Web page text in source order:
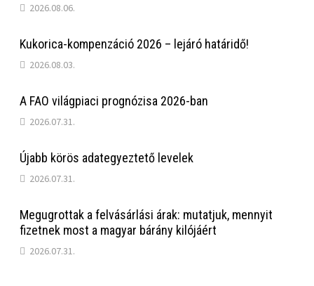
2026.08.06.
Kukorica-kompenzáció 2026 – lejáró határidő!
2026.08.03.
A FAO világpiaci prognózisa 2026-ban
2026.07.31.
Újabb körös adategyeztető levelek
2026.07.31.
Megugrottak a felvásárlási árak: mutatjuk, mennyit
fizetnek most a magyar bárány kilójáért
2026.07.31.